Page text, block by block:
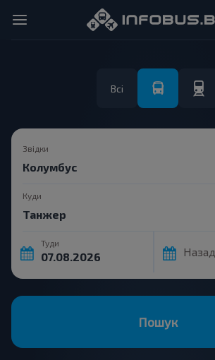
Всі
Звідки
Куди
Туди
Назад
Пошук